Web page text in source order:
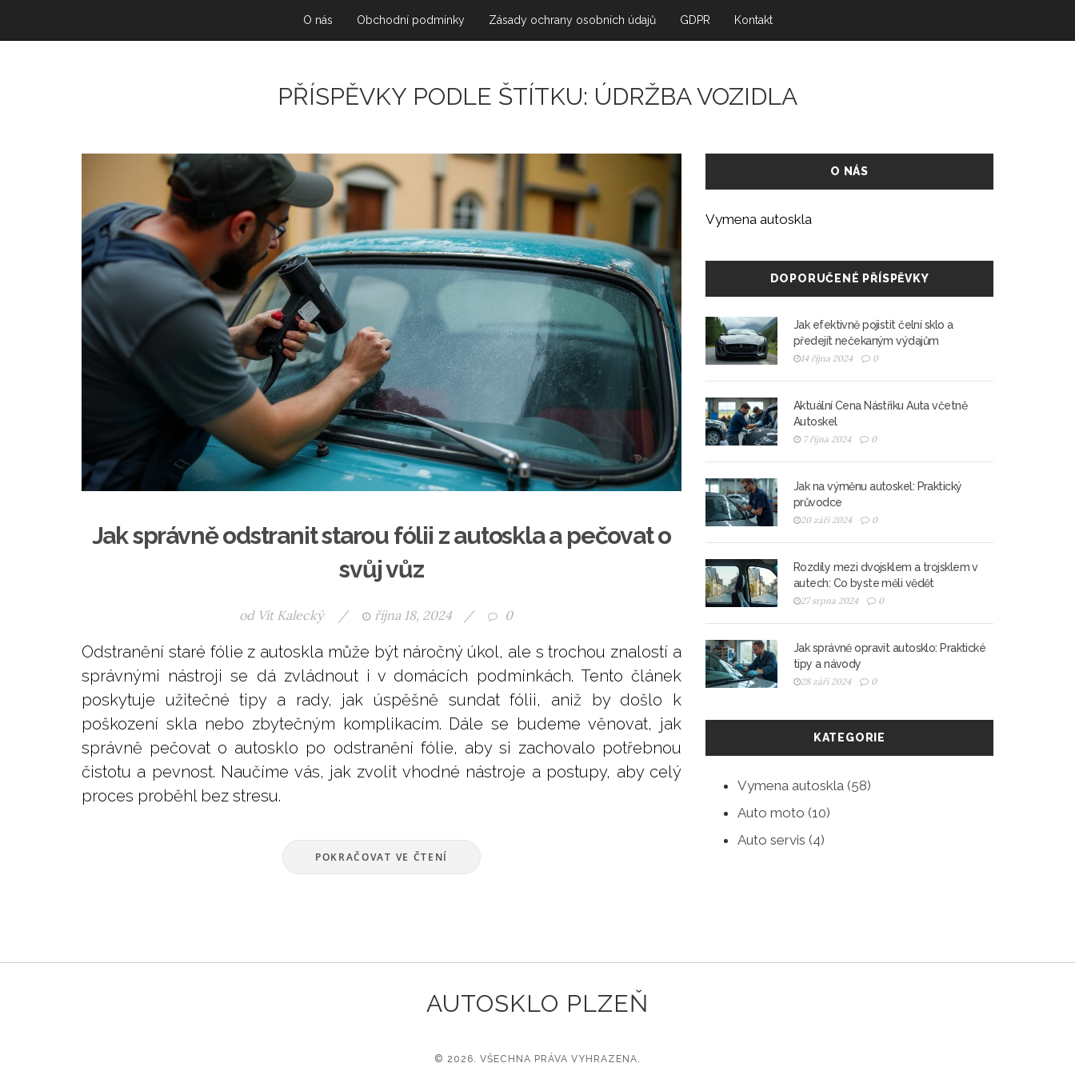
O nás Obchodní podmínky Zásady ochrany osobních údajů GDPR Kontakt
PŘÍSPĚVKY PODLE ŠTÍTKU: ÚDRŽBA VOZIDLA
Jak správně odstranit starou fólii z autoskla a pečovat o
svůj vůz
od Vít Kalecký / října 18, 2024 / 0
Odstranění staré fólie z autoskla může být náročný úkol, ale s trochou znalostí a
správnými nástroji se dá zvládnout i v domácích podmínkách. Tento článek
poskytuje užitečné tipy a rady, jak úspěšně sundat fólii, aniž by došlo k
poškození skla nebo zbytečným komplikacím. Dále se budeme věnovat, jak
správně pečovat o autosklo po odstranění fólie, aby si zachovalo potřebnou
čistotu a pevnost. Naučíme vás, jak zvolit vhodné nástroje a postupy, aby celý
proces proběhl bez stresu.
POKRAČOVAT VE ČTENÍ
O NÁS
Vymena autoskla
DOPORUČENÉ PŘÍSPĚVKY
Jak efektivně pojistit čelní sklo a
předejít nečekaným výdajům
14 října 2024 0
Aktuální Cena Nástřiku Auta včetně
Autoskel
7 října 2024 0
Jak na výměnu autoskel: Praktický
průvodce
20 září 2024 0
Rozdíly mezi dvojsklem a trojsklem v
autech: Co byste měli vědět
27 srpna 2024 0
Jak správně opravit autosklo: Praktické
tipy a návody
28 září 2024 0
KATEGORIE
Vymena autoskla (58)
Auto moto (10)
Auto servis (4)
AUTOSKLO PLZEŇ
© 2026. VŠECHNA PRÁVA VYHRAZENA.